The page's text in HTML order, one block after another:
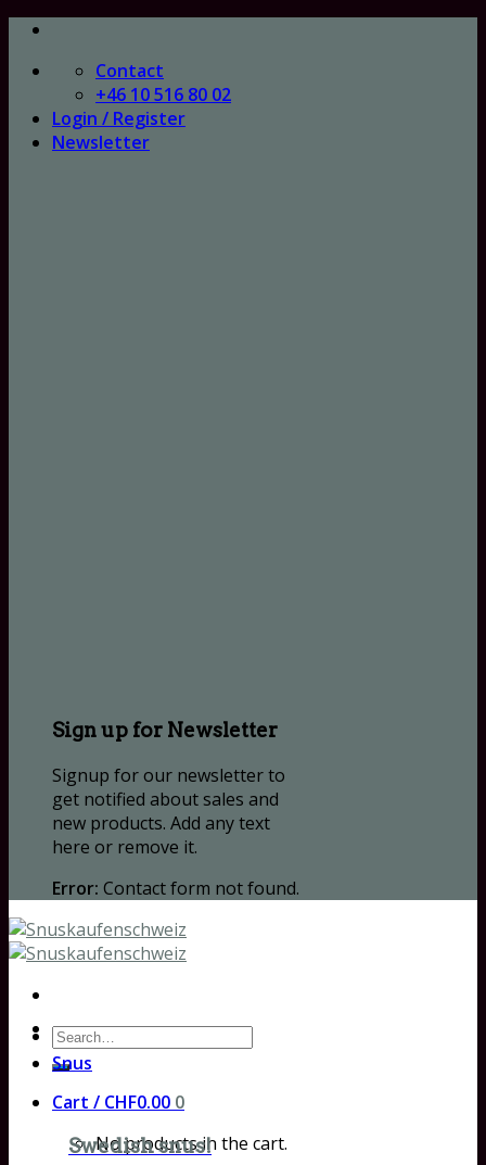
Skip
content
Contact
+46 10 516 80 02
Login / Register
Newsletter
Sign up for Newsletter
Signup for our newsletter to
get notified about sales and
new products. Add any text
here or remove it.
Error: Contact form not found.
Search
for:
Cart / CHF0.00 0
No products in the cart.
Snus
Swedish snus!